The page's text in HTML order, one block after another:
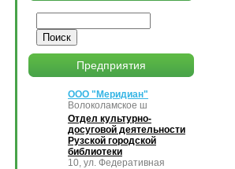
Предприятия
ООО "Меридиан"
Волоколамское ш
Отдел культурно-
досуговой деятельности
Рузской городской
библиотеки
10, ул. Федеративная